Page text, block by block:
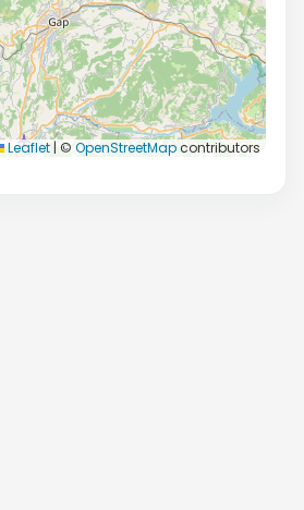
Leaflet | © OpenStreetMapcontributors